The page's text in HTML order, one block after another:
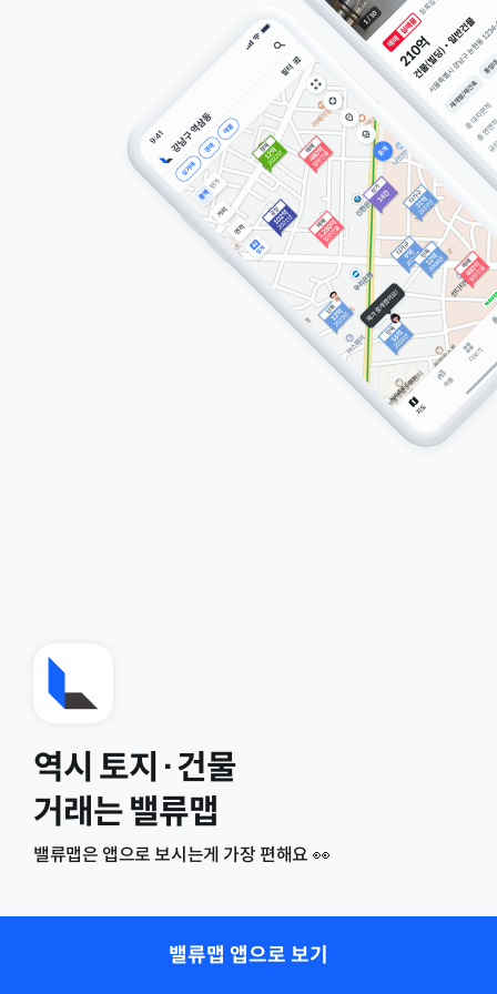
역시 토지·건물
거래는 밸류맵
밸류맵은 앱으로 보시는게 가장 편해요 👀
밸류맵 앱으로 보기